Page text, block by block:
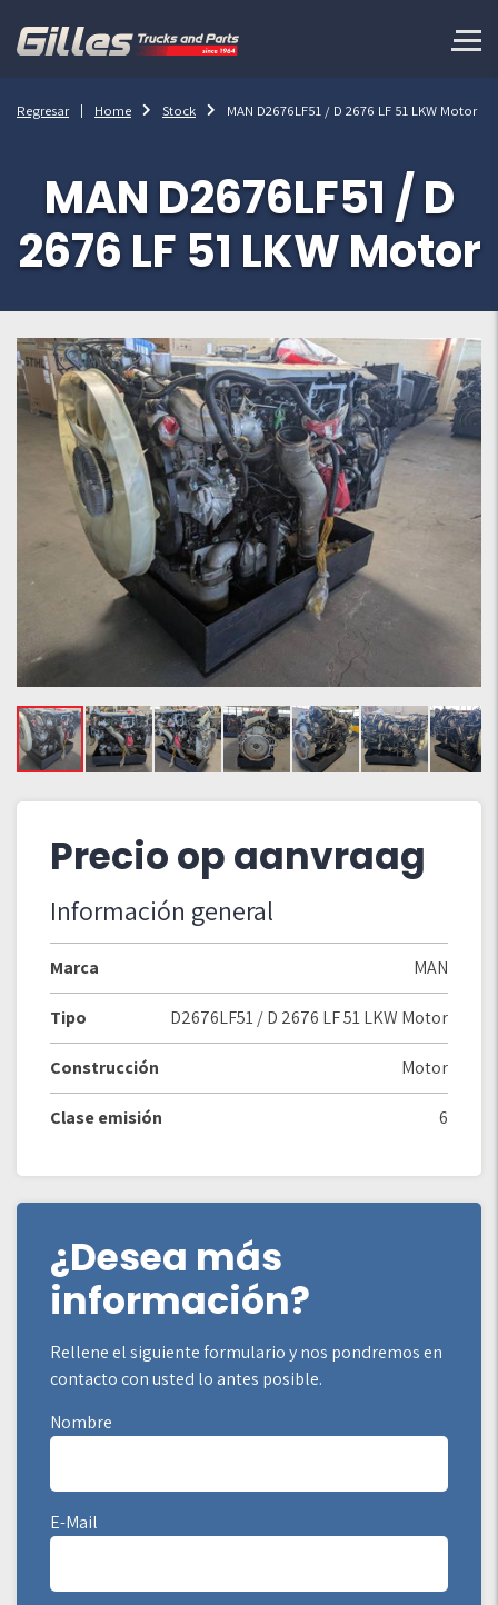
Regresar Home Stock MAN D2676LF51 / D 2676 LF 51 LKW Motor
MAN D2676LF51 / D
2676 LF 51 LKW Motor
Precio op aanvraag
Información general
Marca MAN
Tipo D2676LF51 / D 2676 LF 51 LKW Motor
Construcción Motor
Clase emisión 6
¿Desea más
información?
Rellene el siguiente formulario y nos pondremos en
contacto con usted lo antes posible.
Nombre
E-Mail